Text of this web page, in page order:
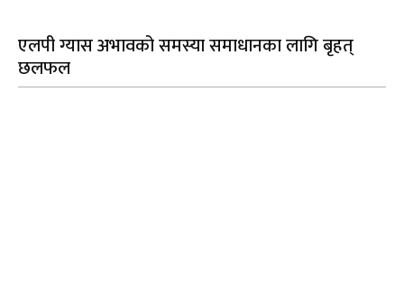
एलपी ग्यास अभावको समस्या समाधानका लागि बृहत्
छलफल